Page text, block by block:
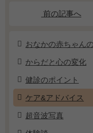
前の記事へ
おなかの赤ちゃん
からだと心の変化
健診のポイント
ケア&アドバイス
超音波写真